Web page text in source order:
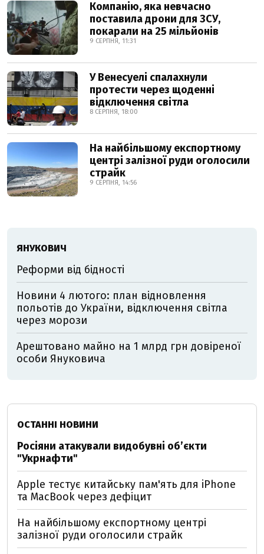
Компанію, яка невчасно
поставила дрони для ЗСУ,
покарали на 25 мільйонів
9 СЕРПНЯ, 11:31
У Венесуелі спалахнули
протести через щоденні
відключення світла
8 СЕРПНЯ, 18:00
На найбільшому експортному
центрі залізної руди оголосили
страйк
9 СЕРПНЯ, 14:56
ЯНУКОВИЧ
Реформи від бідності
Новини 4 лютого: план відновлення
польотів до України, відключення світла
через морози
Арештовано майно на 1 млрд грн довіреної
особи Януковича
ОСТАННІ НОВИНИ
Росіяни атакували видобувні обʼєкти
"Укрнафти"
Apple тестує китайську пам'ять для iPhone
та MacBook через дефіцит
На найбільшому експортному центрі
залізної руди оголосили страйк